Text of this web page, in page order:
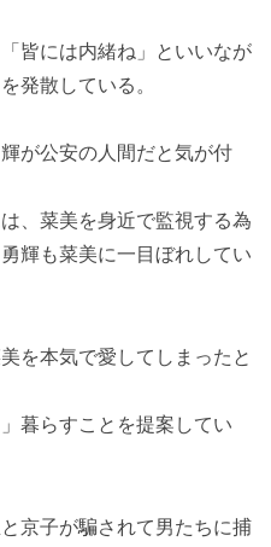
皆には内緒ね」といいなが
発散している。
が公安の人間だと気が付
、菜美を身近で監視する為
輝も菜美に一目ぼれしてい
を本気で愛してしまったと
暮らすことを提案してい
京子が騙されて男たちに捕